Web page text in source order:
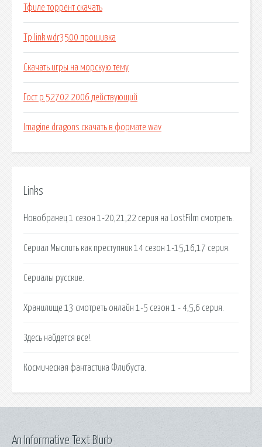
Тфиле торрент скачать
Tp link wdr3500 прошивка
Скачать игры на морскую тему
Гост р 52702 2006 действующий
Imagine dragons скачать в формате wav
Links
Новобранец 1 сезон 1-20,21,22 серия на LostFilm смотреть.
Сериал Мыслить как преступник 14 сезон 1-15,16,17 серия.
Сериалы русские.
Хранилище 13 смотреть онлайн 1-5 сезон 1 - 4,5,6 серия.
Здесь найдется все!.
Космическая фантастика Флибуста.
An Informative Text Blurb